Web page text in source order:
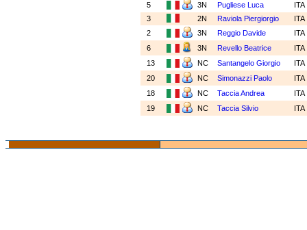
5
3N Pugliese Luca
ITA
3
2N Raviola Piergiorgio
ITA
2
3N Reggio Davide
ITA
6
3N Revello Beatrice
ITA
13
NC Santangelo Giorgio
ITA
20
NC Simonazzi Paolo
ITA
18
NC Taccia Andrea
ITA
19
NC Taccia Silvio ITA